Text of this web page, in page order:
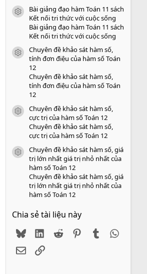
icon tài liệu
Bài giảng đạo hàm Toán 11 sách
Kết nối tri thức với cuộc sống
Bài giảng đạo hàm Toán 11 sách
Kết nối tri thức với cuộc sống
icon tài liệu
Chuyên đề khảo sát hàm số,
tính đơn điệu của hàm số Toán
12
Chuyên đề khảo sát hàm số,
tính đơn điệu của hàm số Toán
12
icon tài liệu
Chuyên đề khảo sát hàm số,
cực trị của hàm số Toán 12
Chuyên đề khảo sát hàm số,
cực trị của hàm số Toán 12
icon tài liệu
Chuyên đề khảo sát hàm số, giá
trị lớn nhất giá trị nhỏ nhất của
hàm số Toán 12
Chuyên đề khảo sát hàm số, giá
trị lớn nhất giá trị nhỏ nhất của
hàm số Toán 12
Chia sẻ tài liệu này
BlueskyLinkedIn
Reddit PinterestTumblr
EmailLink